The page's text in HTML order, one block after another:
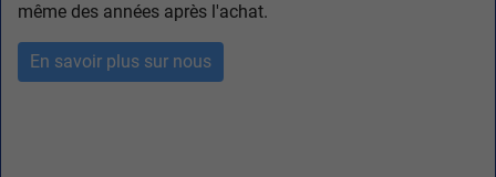
même des années après l'achat.
En savoir plus sur nous